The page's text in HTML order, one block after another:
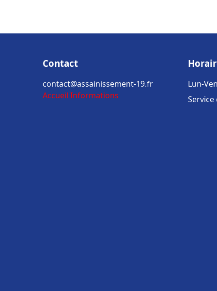
Contact
contact@assainissement-19.fr
Accueil Informations
Lun-